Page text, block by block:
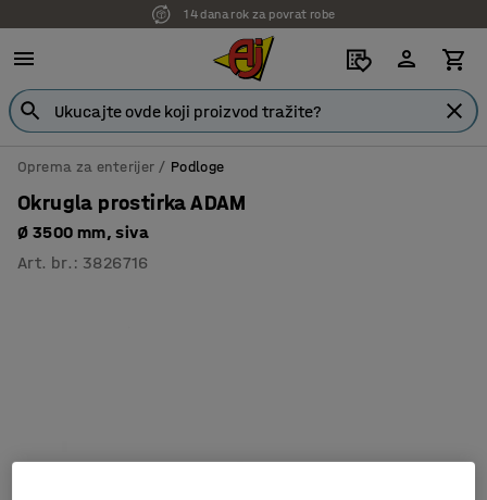
Oprema za enterijer Podloge
Okrugla prostirka ADAM
Ø 3500 mm, siva
Art. br. : 3826716